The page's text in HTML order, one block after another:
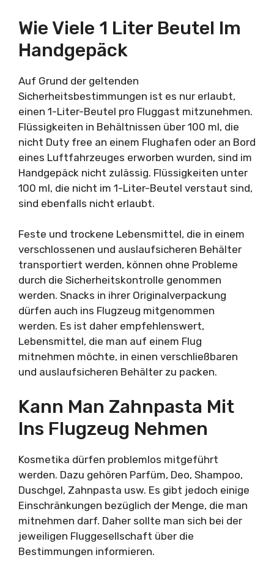
Wie Viele 1 Liter Beutel Im
Handgepäck
Auf Grund der geltenden
Sicherheitsbestimmungen ist es nur erlaubt,
einen 1-Liter-Beutel pro Fluggast mitzunehmen.
Flüssigkeiten in Behältnissen über 100 ml, die
nicht Duty free an einem Flughafen oder an Bord
eines Luftfahrzeuges erworben wurden, sind im
Handgepäck nicht zulässig. Flüssigkeiten unter
100 ml, die nicht im 1-Liter-Beutel verstaut sind,
sind ebenfalls nicht erlaubt.
Feste und trockene Lebensmittel, die in einem
verschlossenen und auslaufsicheren Behälter
transportiert werden, können ohne Probleme
durch die Sicherheitskontrolle genommen
werden. Snacks in ihrer Originalverpackung
dürfen auch ins Flugzeug mitgenommen
werden. Es ist daher empfehlenswert,
Lebensmittel, die man auf einem Flug
mitnehmen möchte, in einen verschließbaren
und auslaufsicheren Behälter zu packen.
Kann Man Zahnpasta Mit
Ins Flugzeug Nehmen
Kosmetika dürfen problemlos mitgeführt
werden. Dazu gehören Parfüm, Deo, Shampoo,
Duschgel, Zahnpasta usw. Es gibt jedoch einige
Einschränkungen bezüglich der Menge, die man
mitnehmen darf. Daher sollte man sich bei der
jeweiligen Fluggesellschaft über die
Bestimmungen informieren.